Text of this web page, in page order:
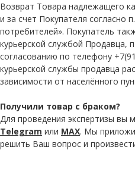
Возврат Товара надлежащего
и за счет Покупателя согласно
потребителей». Покупатель
курьерской службой Продавца,
согласованию по телефону
курьерской службы продавца
зависимости от населённого
Получили товар с браком?
Для проведения экспертизы вы
Telegram или MAX. Мы
решить Ваш вопрос и